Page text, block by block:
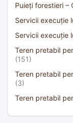
Puieți forestieri –
Servicii execuție
Servicii execuție
Teren pretabil
(151)
Teren pretabil
(3)
Teren pretabil